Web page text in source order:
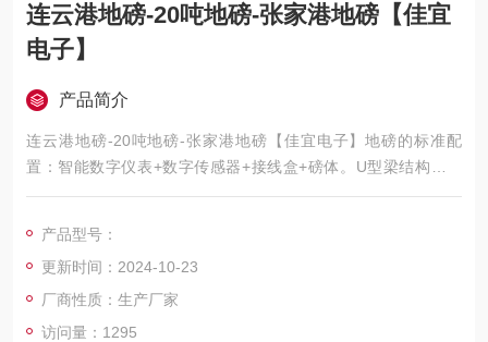
连云港地磅-20吨地磅-张家港地磅【佳宜
电子】
产品简介
连云港地磅-20吨地磅-张家港地磅【佳宜电子】地磅的标准配
置：智能数字仪表+数字传感器+接线盒+磅体。U型梁结构更科
学，带打印使用更方便，大存储量方便储存车号信息，选外接大
产品型号：
更新时间：2024-10-23
厂商性质：生产厂家
访问量：1295